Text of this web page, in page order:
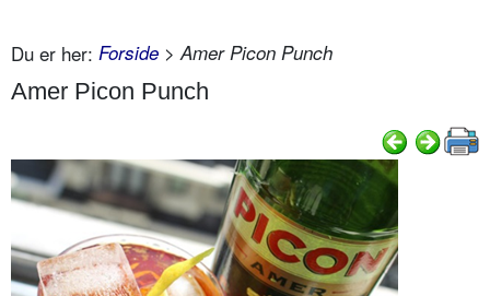
Du er her: Forside > Amer Picon Punch
Amer Picon Punch